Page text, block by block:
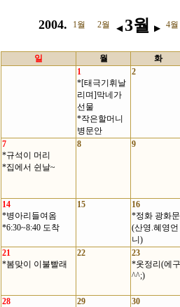
2004. 1월 2월 ◀ 3월 ▶ 4월
일 월
화
1
*[태극기휘날
리며]막네가
선물
*작은할머니
병문안
2
7
*규석이 머리
*집에서 쉰날~
8 9
14
*병아리들여옴
*6:30~8:40 도착
15
16
*정화 광화문
(산영.혜영언
니)
21
*봄맞이 이불빨래
22
23
*옷정리(에구
^^;)
28
29
30